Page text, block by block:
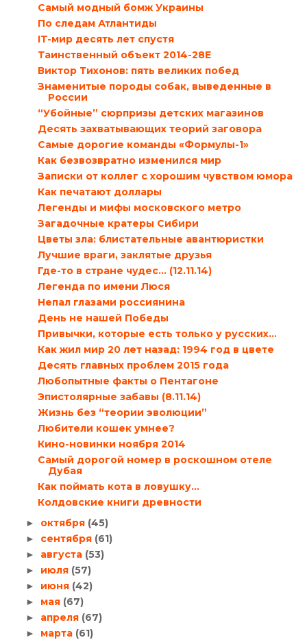
Самый модный бомж Украины
По следам Атлантиды
IT-мир десять лет спустя
Таинственный объект 2014-28E
Виктор Тихонов: пять великих побед
Знаменитые породы собак, выведенные в
России
“Убойные” сюрпризы детских магазинов
Десять захватывающих теорий заговора
Самые дорогие команды «Формулы-1»
Как безвозвратно изменился мир
Записки от коллег с хорошим чувством юмора
Как печатают доллары
Легенды и мифы московского метро
Загадочные кратеры Сибири
Цветы зла: блистательные авантюристки
Лучшие враги, заклятые друзья
Где-то в стране чудес… (12.11.14)
Легенда по имени Люся
Непал глазами россиянина
День не нашей Победы
Привычки, которые есть только у русских…
Как жил мир 20 лет назад: 1994 год в цвете
Десять главных проблем 2015 года
Любопытные факты о Пентагоне
Эпистолярные забавы (8.11.14)
Жизнь без “теории эволюции”
Любители кошек умнее?
Кино-новинки ноября 2014
Самый дорогой номер в роскошном отеле
Дубая
Как поймать кота в ловушку…
Колдовские книги древности
► октября (45)
► сентября (61)
► августа (53)
► июля (57)
► июня (42)
► мая (67)
► апреля (67)
► марта (61)